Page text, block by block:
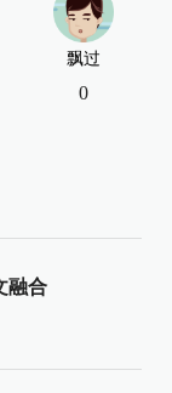
飘过
0
融合